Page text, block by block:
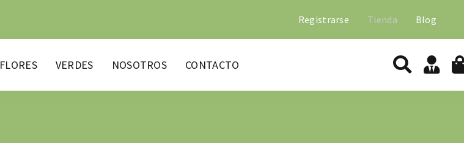
Registrarse Tienda Blog
FLORES VERDES NOSOTROS CONTACTO